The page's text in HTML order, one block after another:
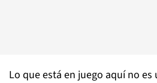
Lo que está en juego aquí no